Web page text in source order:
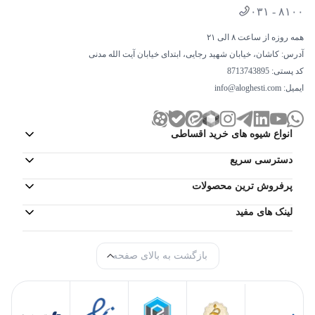
با کنترلر سری ایکس ندارد. مایکروسافت در این مدل، بافت بدنه را بهبود
اضافی، سریع‌تر به اشتراک بگذارند.
Latency Input) است که باعث کاهش فاصله بین فشردن دکمه و اجرای
فرمان در بازی می‌شود. این قابلیت، هماهنگی بهتری بین دستورات کاربر
و واکنش بازی ایجاد کرده و تجربه‌ای روان‌تر ارائه می‌دهد. علاوه بر این،
امکان اتصال به دستگاه‌هایی مانند کامپیوتر، گوشی‌های هوشمند و ایکس
باکس وان را نیز دارد.
مایکروسافت همچنان از باتری‌های قلمی برای این کنترلر استفاده
می‌کند، اما کاربران می‌توانند از باتری‌های قابل‌شارژ و پک‌های شارژ
۰۳۱ - ۸۱۰۰
همه روزه از ساعت ۸ الی ۲۱
آدرس: کاشان، خیابان شهید رجایی، ابتدای خیابان آیت الله مدنی
کد پستی: 8713743895
ایمیل: info@aloghesti.com
انواع شیوه های خرید اقساطی
دسترسی سریع
پرفروش ترین محصولات
لینک های مفید
بازگشت به بالای صفحه